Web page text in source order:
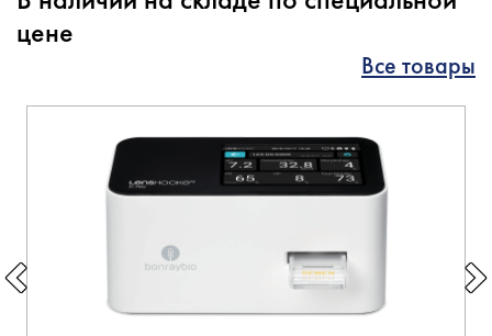
цене
Все товары